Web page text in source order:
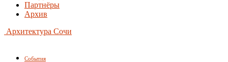
Партнёры
Архив
Архитектура Сочи
События